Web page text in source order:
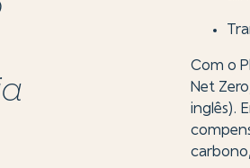
Com o
Net
inglês).